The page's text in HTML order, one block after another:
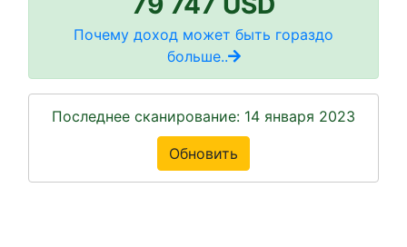
Почему доход может быть гораздо
больше..
Последнее сканирование: 14 января 2023
Обновить